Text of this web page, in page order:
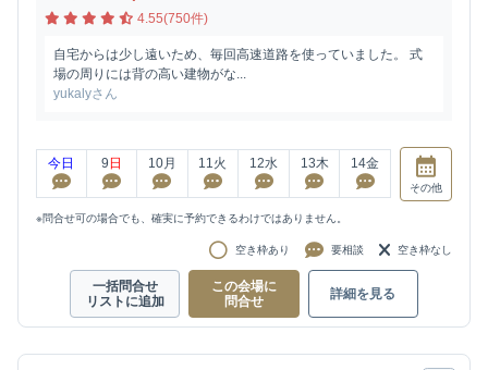
4.55(750件)
自宅からは少し遠いため、毎回高速道路を使っていました。 式
場の周りには背の高い建物がな...
yukalyさん
今日 9 日 10月 11火 12水 13木 14金
その他
※問合せ可の場合でも、確実に予約できるわけではありません。
空き枠あり 要相談 空き枠なし
一括問合せ
リストに追加
この会場に
問合せ
詳細を見る